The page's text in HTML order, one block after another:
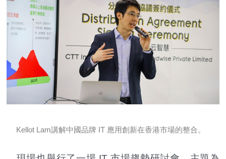
Kellot Lam講解中國品牌 IT 應用創新在香港市場的整合。